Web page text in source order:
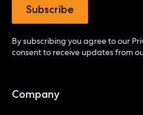
By subscribing you agree to our
consent to receive updates from
Company